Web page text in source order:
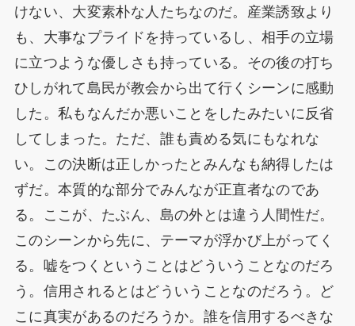
けない、大変素朴な人たちなのだ。産業誘致より
も、大事なプライドを持っているし、相手の立場
に立つような優しさも持っている。その後の打ち
ひしがれて島民が教会から出て行くシーンに感動
した。私もなんだか悪いことをしたみたいに反省
してしまった。ただ、誰も責める気にもなれな
い。この決断は正しかったとみんなも納得したは
ずだ。本質的な部分でみんなが正直者なのであ
る。ここが、たぶん、島の外とは違う人間性だ。
このシーンから先に、テーマが浮かび上がってく
る。嘘をつくということはどういうことなのだろ
う。信用されるとはどういうことなのだろう。ど
こに真実があるのだろうか。誰を信用するべきな